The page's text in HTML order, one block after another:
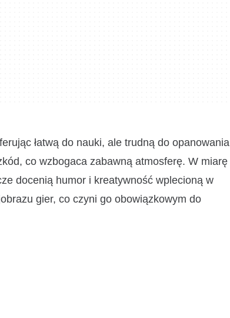
łatwą do nauki, ale trudną do opanowania
co wzbogaca zabawną atmosferę. W miarę
docenią humor i kreatywność wplecioną w
gier, co czyni go obowiązkowym do